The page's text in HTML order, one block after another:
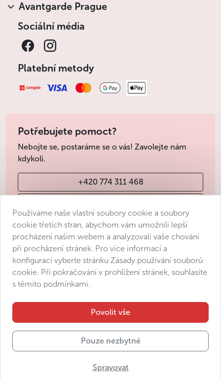
Avantgarde Prague
Sociální média
Platební metody
Potřebujete pomoct?
Nebojte se, postaráme se o vás! Zavolejte nám
kdykoli.
+420 774 311 468
Obchodní podmínky
Ochrana osobních údajů
Prohlášení o přístupnosti
Manage consent
Používáme naše vlastní soubory cookie a soubory
cookie třetích stran, abychom vám umožnili lepší
procházení našim webem a analyzovali vaše chování
při procházení stránek. Pro více informací a
konfiguraci vyberte stránku Zásady používání souborů
cookie. Při pokračování v prohlížení stránek, souhlasíte
s těmito podmínkami.
Povolit vše
Pouze nezbytné
Spravovat